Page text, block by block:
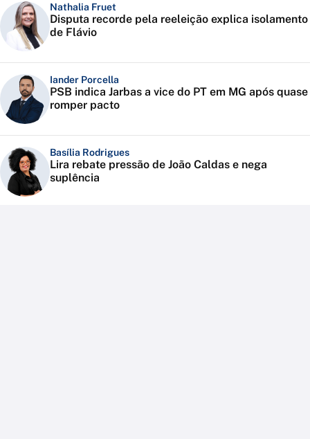
Nathalia Fruet
Disputa recorde pela reeleição explica isolamento
de Flávio
Iander Porcella
PSB indica Jarbas a vice do PT em MG após quase
romper pacto
Basília Rodrigues
Lira rebate pressão de João Caldas e nega
suplência